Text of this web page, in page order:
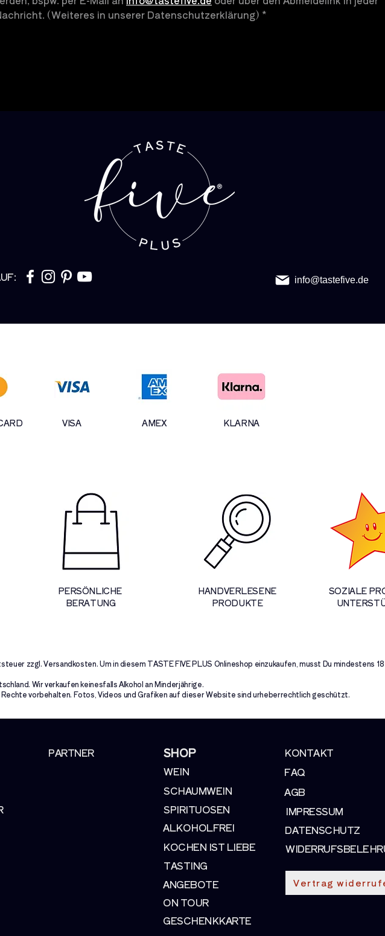
(Weiteres in unserer Datenschutzerklärung) *
info@tastefive.de
VISA AMEX KLARNA
PERSÖNLICHE
BERATUNG
HANDVERLESENE
PRODUKTE
SOZIALE
zzgl. Versandkosten. Um in diesem TASTE FIVE PLUS Onlineshop einzukaufen, musst Du mindestens
Wir verkaufen keinesfalls Alkohol an Minderjährige.
Rechte vorbehalten. Fotos, Videos und Grafiken auf dieser Website sind urheberrechtlich geschützt.
SHOP
PARTNER
WEIN
SCHAUMWEIN
SPIRITUOSEN
ALKOHOLFREI
KOCHEN IST LIEBE
TASTING
ANGEBOTE
KONTAKT
FAQ
AGB
IMPRESSUM
DATENSCHUTZ
Vertrag
ON TOUR
GESCHENKKARTE